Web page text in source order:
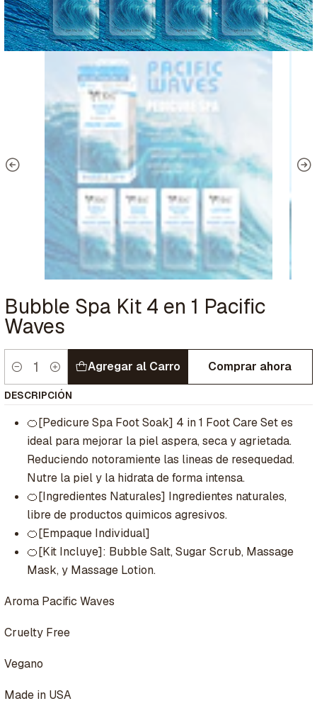
Bubble Spa Kit 4 en 1 Pacific
Waves
Cantidad
Agregar al Carro Comprar ahora
DESCRIPCIÓN
🍊[Pedicure Spa Foot Soak] 4 in 1 Foot Care Set es
ideal para mejorar la piel aspera, seca y agrietada.
Reduciendo notoramiente las lineas de resequedad.
Nutre la piel y la hidrata de forma intensa.
🍊[Ingredientes Naturales] Ingredientes naturales,
libre de productos quimicos agresivos.
🍊[Empaque Individual]
🍊[Kit Incluye]: Bubble Salt, Sugar Scrub, Massage
Mask, y Massage Lotion.
Aroma Pacific Waves
Cruelty Free
Vegano
Made in USA